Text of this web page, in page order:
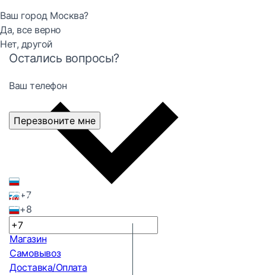
Ваш город Москва?
Да, все верно
Нет, другой
Остались вопросы?
Ваш телефон
+7
+8
Перезвоните мне
Магазин
Самовывоз
Доставка/Оплата